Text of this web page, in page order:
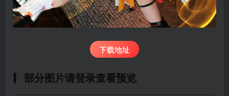
下载地址
部分图片请登录查看预览